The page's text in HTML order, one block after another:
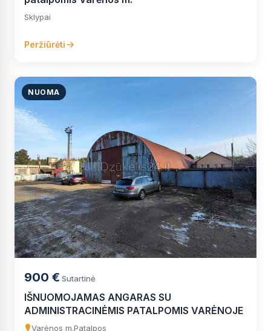
Sklypai
Peržiūrėti
NUOMA
900 € Sutartinė
IŠNUOMOJAMAS ANGARAS SU
ADMINISTRACINĖMIS PATALPOMIS VARĖNOJE
Varėnos m.Patalpos